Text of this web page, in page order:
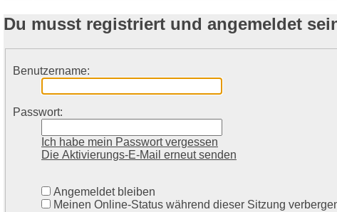
Du musst registriert und angemeldet
Benutzername:
Passwort:
Ich habe mein Passwort vergessen
Die Aktivierungs-E-Mail erneut senden
Angemeldet bleiben
Meinen Online-Status während dieser Sitzung